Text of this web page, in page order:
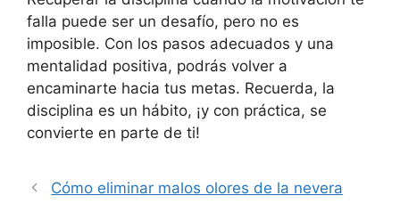
falla puede ser un desafío, pero no es
imposible. Con los pasos adecuados y una
mentalidad positiva, podrás volver a
encaminarte hacia tus metas. Recuerda, la
disciplina es un hábito, ¡y con práctica, se
convierte en parte de ti!
Cómo eliminar malos olores de la nevera